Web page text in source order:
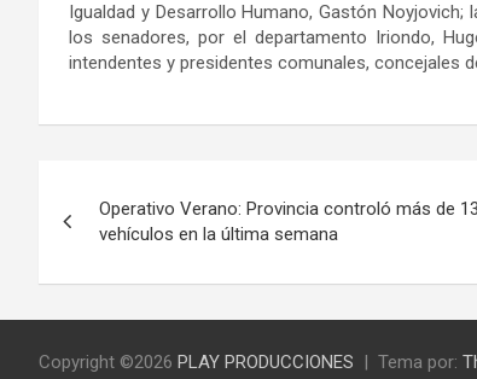
Igualdad y Desarrollo Humano, Gastón Noyjovich;
los senadores, por el departamento Iriondo,
intendentes y presidentes comunales, concejales
de
entradas
Operativo Verano: Provincia controló más de
vehículos en la última semana
Copyright ©2026 PLAY PRODUCCIONES Tema por: